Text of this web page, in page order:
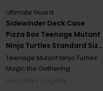
Sidewinder Deck Case
Pizza Box Teenage Mutant
Ninja Turtles Standard Size
Xenoskin (133+)
Ultimate Guard
Teenage Mutant Ninja Turtles
Magic the Gathering